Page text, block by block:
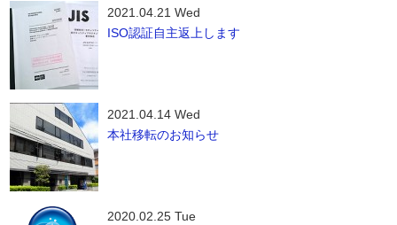
2021.04.21 Wed
ISO認証自主返上します
2021.04.14 Wed
本社移転のお知らせ
2020.02.25 Tue